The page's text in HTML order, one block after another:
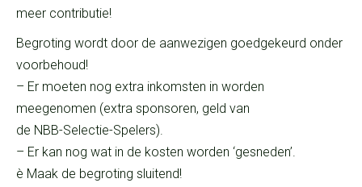
meer contributie!
Begroting wordt door de aanwezigen goedgekeurd onder
voorbehoud!
– Er moeten nog extra inkomsten in worden
meegenomen (extra sponsoren, geld van
de NBB-Selectie-Spelers).
– Er kan nog wat in de kosten worden ‘gesneden’.
è Maak de begroting sluitend!